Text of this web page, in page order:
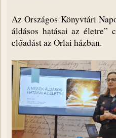
Az Országos Könyvtári
áldásos hatásai az életre”
előadást az Orlai házban.